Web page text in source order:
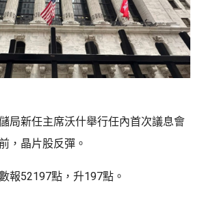
局新任主席沃什舉行任內首次議息會
，晶片股反彈。
報52197點，升197點。